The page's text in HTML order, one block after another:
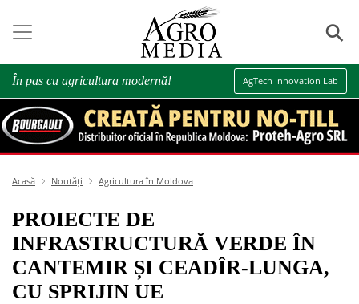
⚲
În pas cu agricultura modernă! AgTech Innovation Lab
Acasă Noutăți Agricultura în Moldova
PROIECTE DE
INFRASTRUCTURĂ VERDE ÎN
CANTEMIR ȘI CEADÎR-LUNGA,
CU SPRIJIN UE